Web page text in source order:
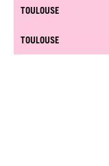
TOULOUSE
TOULOUSE